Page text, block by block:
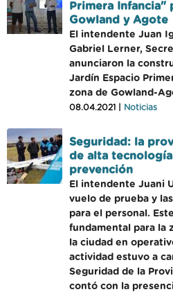
Primera Infancia"
Gowland y Agote
El intendente Juan
Gabriel Lerner,
anunciaron la
Jardín Espacio
zona de Gowland-
08.04.2021 | Noticias
Seguridad: la
de alta
prevención
El intendente Juani
vuelo de prueba y
para el personal.
fundamental para la
la ciudad en
actividad estuvo a
Seguridad de la
contó con la